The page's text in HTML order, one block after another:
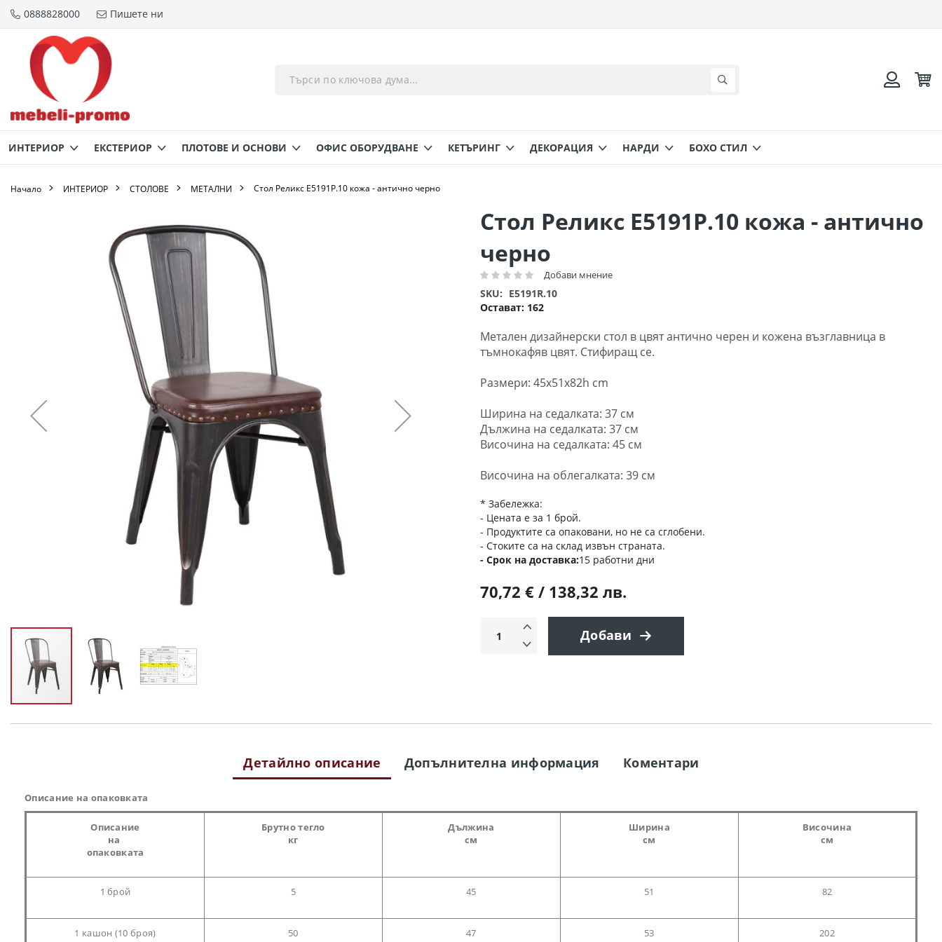
Прескачане
съдържанието
0888828000 Пишете ни
ИНТЕРИОР ЕКСТЕРИОР ПЛОТОВЕ И ОСНОВИ ОФИС ОБОРУДВАНЕ КЕТЪРИНГ ДЕКОРАЦИЯ НАРДИ БОХО СТИЛ
Начало ИНТЕРИОР СТОЛОВЕ МЕТАЛНИ Стол Реликс Ε5191Ρ.10 кожа - антично черно
Стол Реликс Ε5191Ρ.10 кожа - антично
черно
Рейтинг: Добави мнение
Остават: 162
SKU E5191R.10
Метален дизайнерски стол в цвят антично черен и кожена възглавница в
тъмнокафяв цвят. Стифиращ се.
Размери: 45x51x82h cm
Ширина на седалката: 37 см
Дължина на седалката: 37 см
Височина на седалката: 45 см
Височина на облегалката: 39 см
* Забележка:
- Цената е за 1 брой.
- Продуктите са опаковани, но не са сглобени.
- Стоките са на склад извън страната.
Срок на доставка 15 работни дни
70,72 € / 138,32 лв.
Добави
към
снимки
Детайлно описание
Описание на опаковката
Описание
на
опаковката
Брутно тегло
кг
Дължина
см
Ширина
см
Височина
см
1 брой 5 45 51 82
1 кашон (10 броя) 50 47 53 202
Допълнителна информация Коментари